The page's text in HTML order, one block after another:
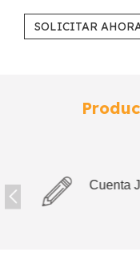
SOLICITAR
Cuenta